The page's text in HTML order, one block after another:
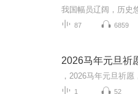
87 6859
2026马年元旦祈
1 52